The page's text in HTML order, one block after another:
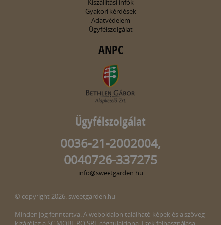
Kiszállítási infók
Gyakori kérdések
Adatvédelem
Ügyfélszolgálat
ANPC
Ügyfélszolgálat
0036-21-2002004,
0040726-337275
info@sweetgarden.hu
© copyright 2026. sweetgarden.hu
Minden jog fenntartva. A weboldalon található képek és a szöveg
kizárólag a SC MOBILRO SRL cég tulajdona. Ezek felhasználása